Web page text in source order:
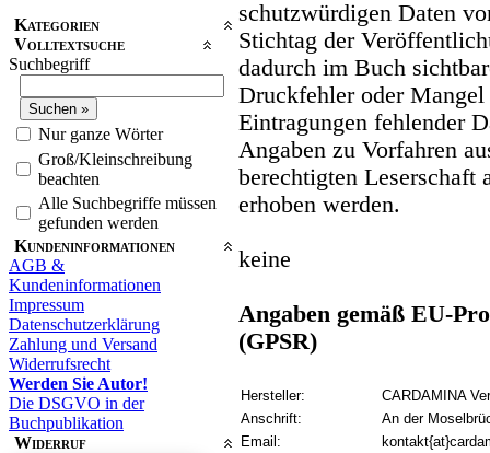
Kategorien
Volltextsuche
Suchbegriff
Nur ganze Wörter
Groß/Kleinschreibung
beachten
Alle Suchbegriffe müssen
gefunden werden
Kundeninformationen
AGB &
Kundeninformationen
Impressum
Datenschutzerklärung
Zahlung und Versand
Widerrufsrecht
Werden Sie Autor!
Die DSGVO in der
Buchpublikation
Widerruf
schutzwürdigen Daten
Stichtag der
dadurch im Buch
Druckfehler oder
Eintragungen fehlender
Angaben zu Vorfahren
berechtigten Leserschaft
erhoben werden.
keine
Angaben gemäß EU-
(GPSR)
Hersteller:
CARDAMINA
Anschrift:
An der
Email: